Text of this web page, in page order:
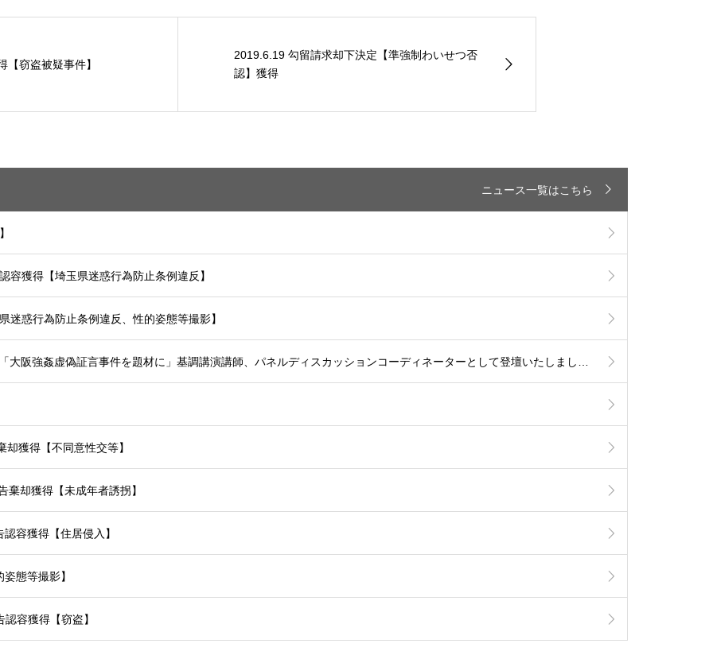
窃盗被疑事件】
2019.6.19 勾留請求却下決定【準強制わいせつ否
認】獲得
ニュース一覧はこちら
獲得【埼玉県迷惑行為防止条例違反】
惑行為防止条例違反、性的姿態等撮影】
獲得【不同意性交等】
却獲得【未成年者誘拐】
容獲得【住居侵入】
態等撮影】
容獲得【窃盗】